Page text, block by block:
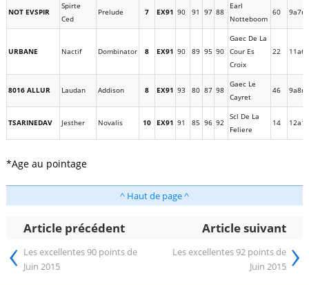
NOT EVSPIR
Spirte
Ced
Prelude 7 EX91 90 91 97 88
Earl
Notteboom
60 9a7m
URBANE Nactif Dombinator 8 EX91 90 89 95 90
Gaec De La
Cour Es
Croix
22
8016 ALLUR Laudan Addison 8 EX91 93 80 87 98
Gaec Le
Cayret
46 9a8m
TSARINEDAV Jesther Novalis 10 EX91 91 85 96 92
Scl De La
Feliere
14
*Age au pointage
^ Haut de page ^
Article précédent Article suivant
‹ Les excellentes 90 points de
Juin 2015
Les excellentes 92 points de
Juin 2015 ›